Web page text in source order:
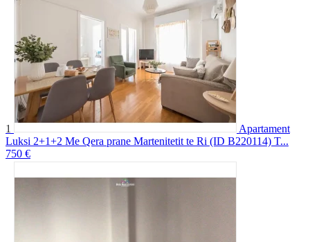
1
Apartament
Luksi 2+1+2 Me Qera prane Martenitetit te Ri (ID B220114) T...
750 €